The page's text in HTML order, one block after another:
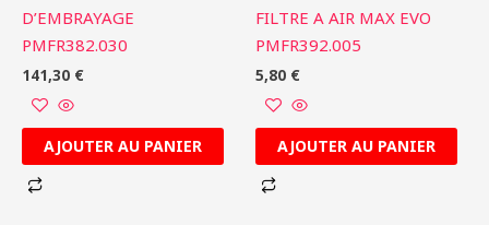
D’EMBRAYAGE
PMFR382.030
141,30 €
AJOUTER AU PANIER
FILTRE A AIR MAX EVO
PMFR392.005
5,80 €
AJOUTER AU PANIER